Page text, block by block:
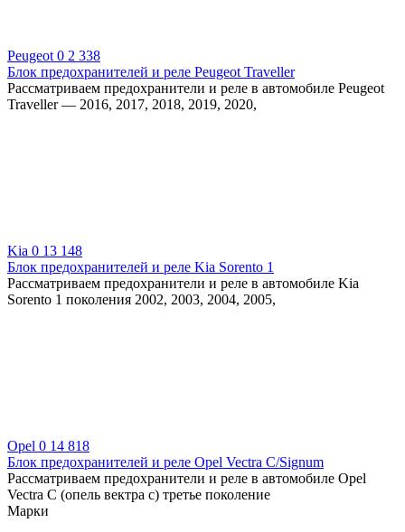
Peugeot 0 2 338
Блок предохранителей и реле Peugeot Traveller
Рассматриваем предохранители и реле в автомобиле Peugeot
Traveller — 2016, 2017, 2018, 2019, 2020,
Kia 0 13 148
Блок предохранителей и реле Kia Sorento 1
Рассматриваем предохранители и реле в автомобиле Kia
Sorento 1 поколения 2002, 2003, 2004, 2005,
Opel 0 14 818
Блок предохранителей и реле Opel Vectra C/Signum
Рассматриваем предохранители и реле в автомобиле Opel
Vectra C (опель вектра с) третье поколение
Марки